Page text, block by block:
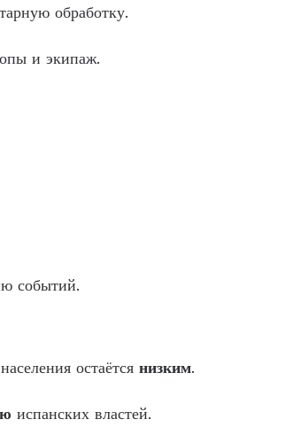
обработку.
и экипаж.
событий.
остаётся низким.
испанских властей.